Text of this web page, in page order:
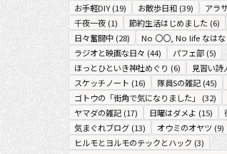
お手軽DIY(19) お散歩日和(39) アラ
千夜一夜(1) 節約生活はじめました(6)
日々奮闘中(28) No 〇〇, No life なはな
ラジオと映画な日々 (44) パフェ部(5)
ほっとひといき神社めぐり (6) 見習い詩
スケッチノート (16) 隊員Sの雑記(45)
ゴトウの「街角で気になりました」
(32)
ヤマダの雑記(17) 日曜はダメよ (15)
気まぐれブログ(13) オウミのオヤツ (9)
ヒルモとヨルモのテックとハック (3)